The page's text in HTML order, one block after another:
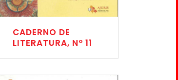
CADERNO DE
LITERATURA, Nº 11